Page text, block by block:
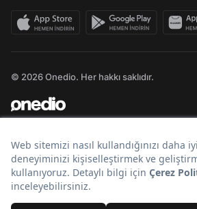
© 2026 Onedio. Her hakkı saklıdır.
Bir markasıdır.